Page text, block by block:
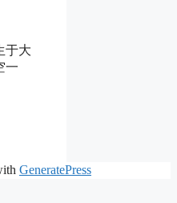
于大
一
GeneratePress